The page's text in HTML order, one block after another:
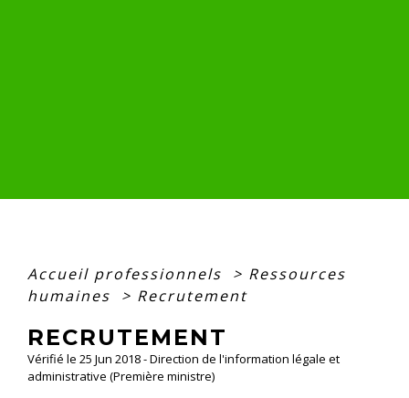
Accueil professionnels > Ressources
humaines
> Recrutement
RECRUTEMENT
Vérifié le 25 Jun 2018 - Direction de l'information légale et
administrative (Première ministre)